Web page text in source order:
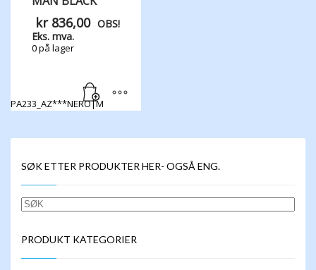
kr836,00 OBS!
Eks. mva.
0 på lager
PA233_AZ***NERO|M
SØK ETTER PRODUKTER HER- OGSÅ ENG.
SØK
PRODUKT KATEGORIER